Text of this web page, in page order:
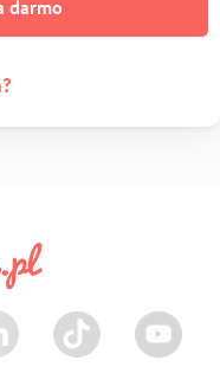
darmo
TikTok Youtube